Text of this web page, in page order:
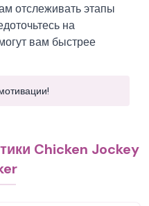
отслеживать этапы
на
вам быстрее
Chicken Jockey